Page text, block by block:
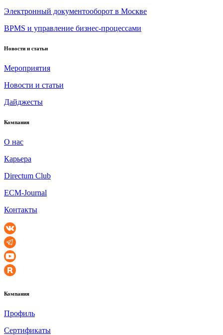
Электронный документооборот в Москве
BPMS и управление бизнес-процессами
Новости и статьи
Мероприятия
Новости и статьи
Дайджесты
Компания
О нас
Карьера
Directum Club
ECM-Journal
Контакты
Компания
Профиль
Сертификаты